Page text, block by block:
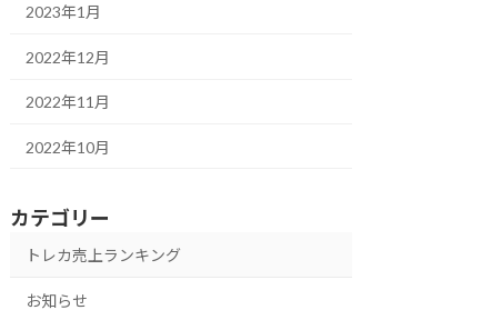
2023年1月
2022年12月
2022年11月
2022年10月
カテゴリー
トレカ売上ランキング
お知らせ